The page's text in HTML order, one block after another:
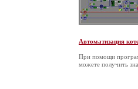
Автоматизация
При помощи
можете получить